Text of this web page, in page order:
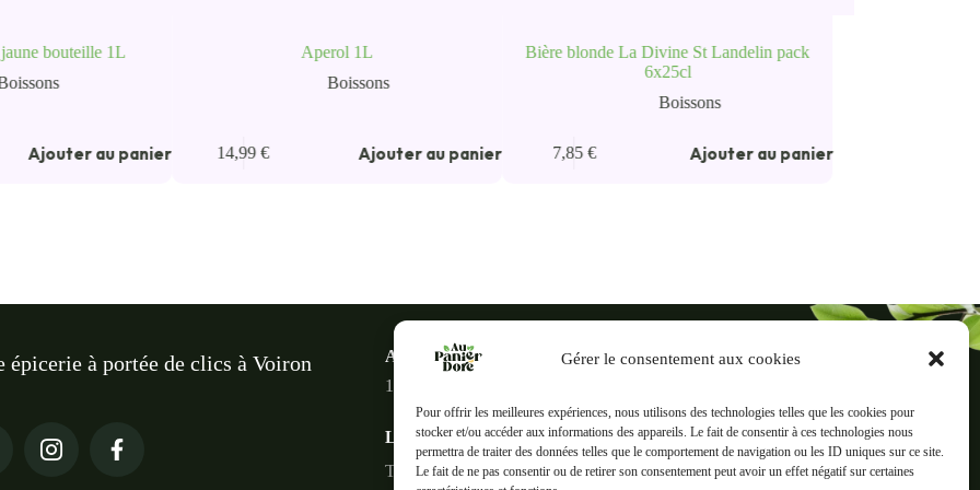
Gérer le consentement aux cookies
Pour offrir les meilleures expériences, nous utilisons des technologies telles que les cookies pour
stocker et/ou accéder aux informations des appareils. Le fait de consentir à ces technologies nous
permettra de traiter des données telles que le comportement de navigation ou les ID uniques sur ce site.
Le fait de ne pas consentir ou de retirer son consentement peut avoir un effet négatif sur certaines
bouteille 1L
Ajouter au panier
Aperol 1L
Boissons
14,99€ Ajouter au panier
Bière blonde La Divine St Landelin pack
6x25cl
Boissons
7,85 € Ajouter au panier
épicerie à portée de clics à Voiron
Au panier doré
18 Rue des Terreaux, 38500 Voiron
Liens rapides
Tous les produits
Informations
Mentions légales